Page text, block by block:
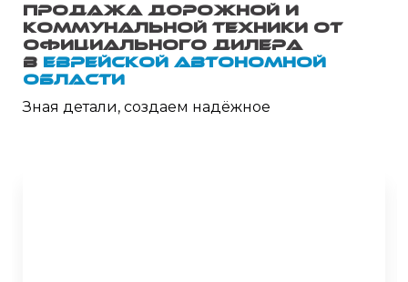
Продажа дорожной и
коммунальной техники от
официального дилера
в Еврейской автономной
области
Зная детали, создаем надёжное